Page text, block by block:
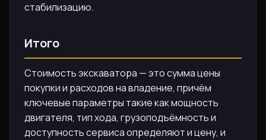
стабилизацию.
Итого
Стоимость экскаватора — это сумма цены
покупки и расходов на владение, причём
ключевые параметры такие как мощность
двигателя, тип хода, грузоподъёмность и
доступность сервиса определяют и цену, и